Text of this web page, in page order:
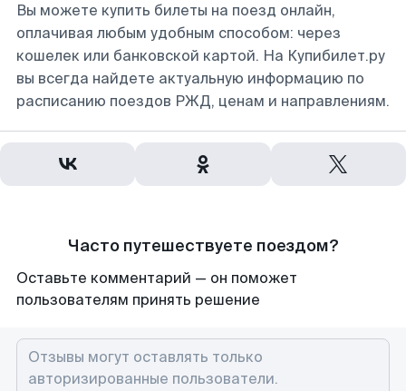
Вы можете купить билеты на поезд онлайн,
оплачивая любым удобным способом: через
кошелек или банковской картой. На Купибилет.ру
вы всегда найдете актуальную информацию по
расписанию поездов РЖД, ценам и направлениям.
Часто путешествуете поездом?
Оставьте комментарий — он поможет
пользователям принять решение